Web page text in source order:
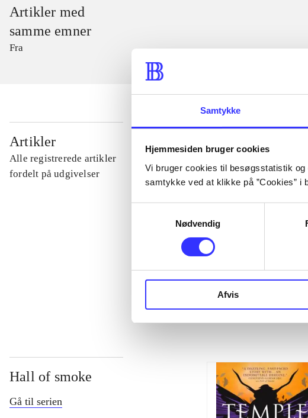
Samtykke
Hjemmesiden bruger cookies
Vi bruger cookies til besøgsstatistik
samtykke ved at klikke på ”Cookies” i
Nødvendig
Afvis
Artikler med
samme emner
Fra
Artikler
Alle registrerede artikler
fordelt på udgivelser
...
...
Hall of smoke
Gå til serien